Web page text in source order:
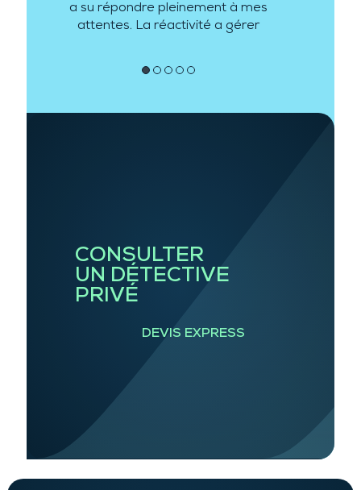
a su répondre pleinement à mes
attentes. La réactivité a gérer
●●●
●
●
CONSULTER
UN DÉTECTIVE
PRIVÉ
DEVIS EXPRESS